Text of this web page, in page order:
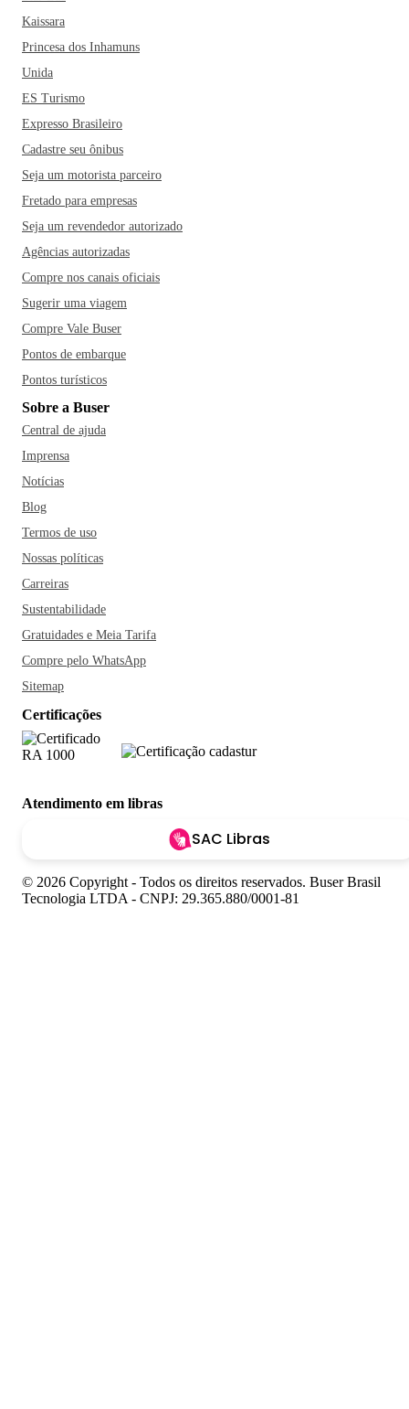
da cidade, com arquitetura ‌inspirada no estilo ‌francês.‌ ‌O‌
‌Parque‌ ‌Barigui,‌ o Centro Histórico, o Bosque Alemão, ‌o‌
‌Parque‌ ‌Tanguá‌ ‌e‌ ‌o‌ ‌Museu‌ ‌Oscar‌ ‌Niemeyer também‌ ‌são
pontos obrigatórios ‌no‌ ‌seu‌ ‌roteiro. Vale a pena tirar um dia
para fazer o famoso passeio de trem pela Serra do Mar, que
em gastronomia italiana com diversos restaurantes, cantinas
e vinícolas - destaque para o restaurante Madalosso -, dar
um pulo no Mercado Municipal e se deliciar com os quitutes
regionais, como o pinhão com carne seca ou aproveitar as
vilas gastronômicas e experimentar pratos típicos como os
Kaissara
Princesa dos Inhamuns
Unida
ES Turismo
Expresso Brasileiro
Cadastre seu ônibus
Seja um motorista parceiro
Fretado para empresas
Seja um revendedor autorizado
Agências autorizadas
Compre nos canais oficiais
Sugerir uma viagem
Compre Vale Buser
Pontos de embarque
Pontos turísticos
Sobre a Buser
Central de ajuda
Imprensa
Notícias
Blog
Termos de uso
Nossas políticas
Carreiras
Sustentabilidade
Gratuidades e Meia Tarifa
Compre pelo WhatsApp
Sitemap
Certificações
Atendimento em libras
SAC Libras
© 2026 Copyright - Todos os direitos reservados. Buser Brasil
Tecnologia LTDA - CNPJ: 29.365.880/0001-81